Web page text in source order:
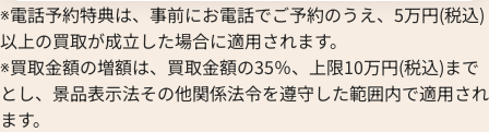
※電話予約特典は、事前にお電話でご予約のうえ、5万円(税込)
以上の買取が成立した場合に適用されます。
※買取金額の増額は、買取金額の35％、上限10万円(税込)まで
とし、景品表示法その他関係法令を遵守した範囲内で適用され
ます。